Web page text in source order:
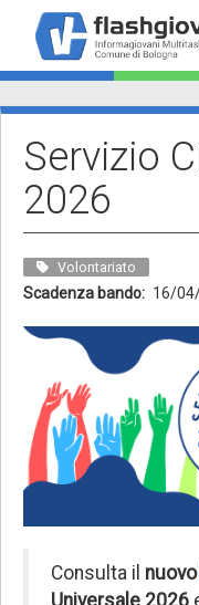
contenuto
principale
Servizio
2026
Volontariato
Scadenza bando 16/
Consulta il nuovo
Universale 2026